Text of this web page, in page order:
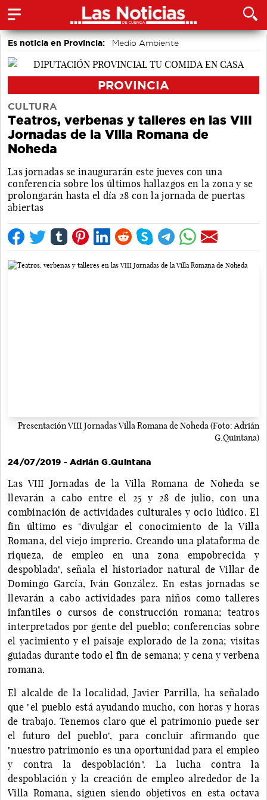
Es noticia en Provincia:
Medio Ambiente
accidentes laborales
PROVINCIA
CULTURA
Teatros, verbenas y talleres en las VIII
Jornadas de la Villa Romana de
Noheda
Las jornadas se inaugurarán este jueves con una
conferencia sobre los últimos hallazgos en la zona y se
prolongarán hasta el día 28 con la jornada de puertas
abiertas
Presentación VIII Jornadas Villa Romana de Noheda (Foto: Adrián
G.Quintana)
24/07/2019 - Adrián G.Quintana
Las VIII Jornadas de la Villa Romana de Noheda se
llevarán a cabo entre el 25 y 28 de julio, con una
combinación de actividades culturales y ocio lúdico. El
fin último es "divulgar el conocimiento de la Villa
Romana, del viejo imprerio. Creando una plataforma de
riqueza, de empleo en una zona empobrecida y
despoblada", señala el historiador natural de Villar de
Domingo García, Iván González. En estas jornadas se
llevarán a cabo actividades para niños como talleres
infantiles o cursos de construcción romana; teatros
interpretados por gente del pueblo; conferencias sobre
el yacimiento y el paisaje explorado de la zona; visitas
guiadas durante todo el fin de semana; y cena y verbena
romana.
El alcalde de la localidad, Javier Parrilla, ha señalado
que "el pueblo está ayudando mucho, con horas y horas
de trabajo. Tenemos claro que el patrimonio puede ser
el futuro del pueblo", para concluir afirmando que
"nuestro patrimonio es una oportunidad para el empleo
y contra la despoblación". La lucha contra la
despoblación y la creación de empleo alrededor de la
Villa Romana, siguen siendo objetivos en esta octava